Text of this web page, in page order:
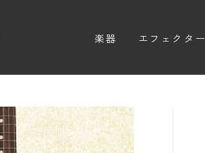
楽器
アコースティックギター
エフェクター